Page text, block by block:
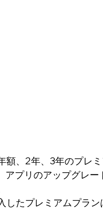
額、2年、3年のプレ
プリのアップグレー
したプレミアムプラ